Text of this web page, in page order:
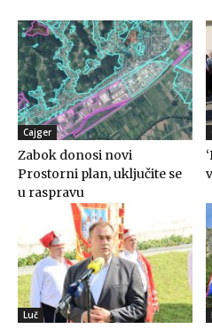
Cajger
Zabok donosi novi
Prostorni plan, uključite se
u raspravu
Luč